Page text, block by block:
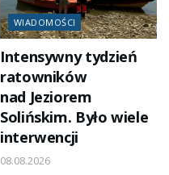
WIADOMOŚCI
Intensywny tydzień
ratowników
nad Jeziorem
Solińskim. Było wiele
interwencji
08.08.2026